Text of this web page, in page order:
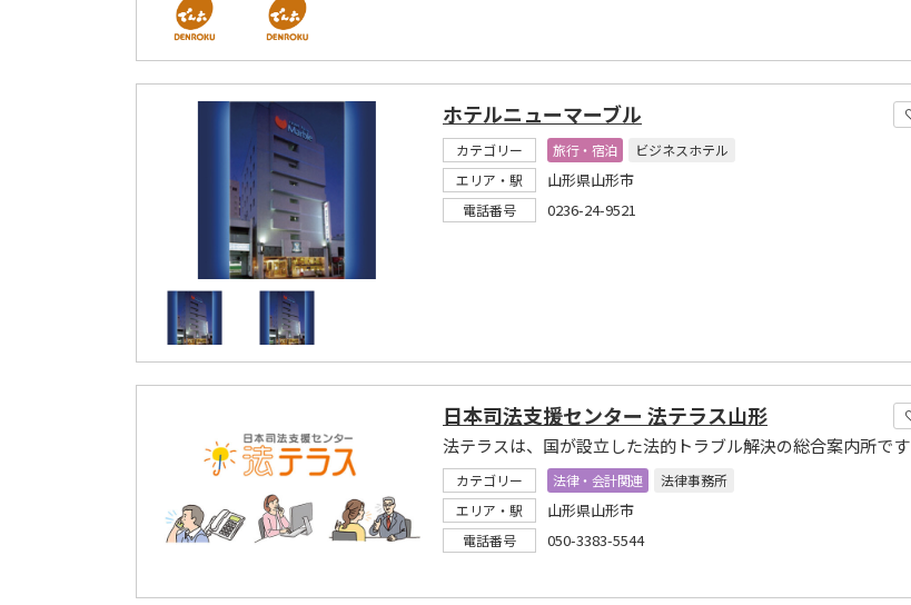
ホテルニューマーブル
カテゴリー 旅行・宿泊
ビジネスホテル
エリア・駅
山形県山形市
電話番号 0236-24-9521
日本司法支援センター 法テラス山形
法テラスは、国が設立した法的トラブル解決の総合案内所です
カテゴリー 法律・会計関連
法律事務所
エリア・駅
山形県山形市
電話番号 050-3383-5544